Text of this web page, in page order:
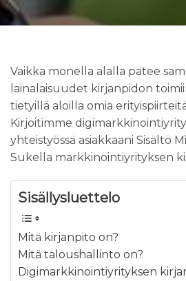
Vaikka monella alalla pätee
lainalaisuudet kirjanpidon
tietyillä aloilla omia
Kirjoitimme
yhteistyössä asiakkaani Sisältö
Sukella markkinointiyrityksen
Sisällysluettelo
Mitä kirjanpito on?
Mitä taloushallinto on?
Digimarkkinointiyrityksen